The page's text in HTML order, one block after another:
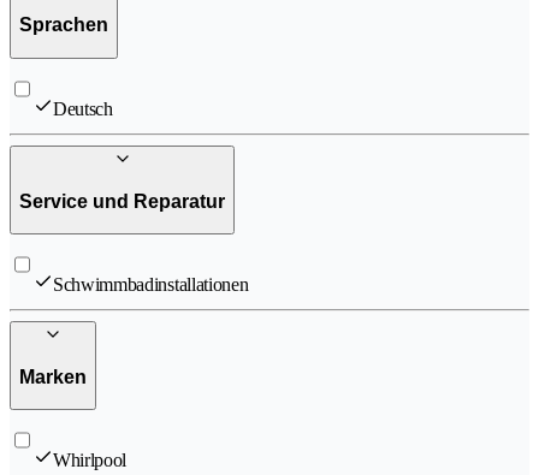
Sprachen
Deutsch
Service und Reparatur
Schwimmbadinstallationen
Marken
Whirlpool